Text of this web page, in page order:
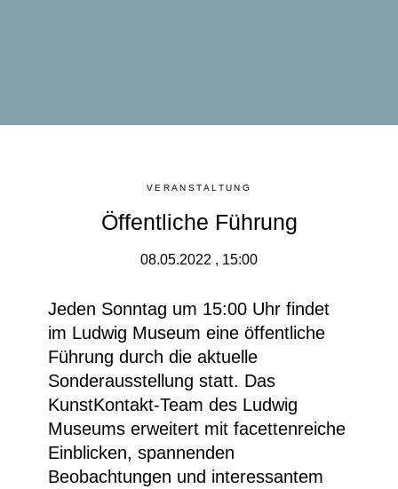
VERANSTALTUNG
Öffentliche Führung
08.05.2022 , 15:00
Jeden Sonntag um 15:00 Uhr findet
im Ludwig Museum eine öffentliche
Führung durch die aktuelle
Sonderausstellung statt. Das
KunstKontakt-Team des Ludwig
Museums erweitert mit facettenreiche
Einblicken, spannenden
Beobachtungen und interessantem